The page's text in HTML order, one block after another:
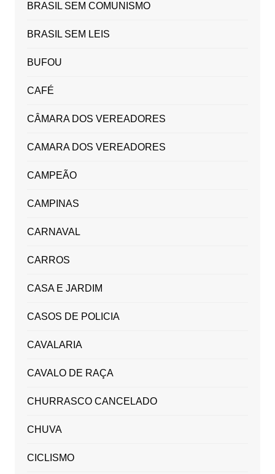
BRASIL SEM COMUNISMO
BRASIL SEM LEIS
BUFOU
CAFÉ
CÂMARA DOS VEREADORES
CAMARA DOS VEREADORES
CAMPEÃO
CAMPINAS
CARNAVAL
CARROS
CASA E JARDIM
CASOS DE POLICIA
CAVALARIA
CAVALO DE RAÇA
CHURRASCO CANCELADO
CHUVA
CICLISMO